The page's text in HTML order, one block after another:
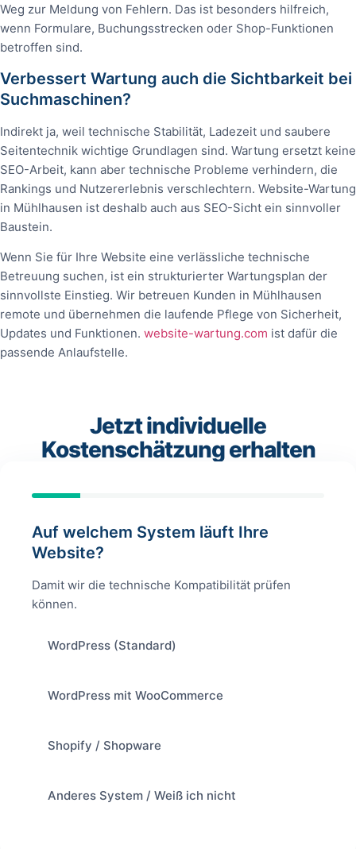
Weg zur Meldung von Fehlern. Das ist besonders hilfreich,
wenn Formulare, Buchungsstrecken oder Shop-Funktionen
betroffen sind.
Verbessert Wartung auch die Sichtbarkeit bei
Suchmaschinen?
Indirekt ja, weil technische Stabilität, Ladezeit und saubere
Seitentechnik wichtige Grundlagen sind. Wartung ersetzt keine
SEO-Arbeit, kann aber technische Probleme verhindern, die
Rankings und Nutzererlebnis verschlechtern. Website-Wartung
in Mühlhausen ist deshalb auch aus SEO-Sicht ein sinnvoller
Baustein.
Wenn Sie für Ihre Website eine verlässliche technische
Betreuung suchen, ist ein strukturierter Wartungsplan der
sinnvollste Einstieg. Wir betreuen Kunden in Mühlhausen
remote und übernehmen die laufende Pflege von Sicherheit,
Updates und Funktionen. website-wartung.com ist dafür die
passende Anlaufstelle.
Jetzt individuelle
Kostenschätzung erhalten
Auf welchem System läuft Ihre
Website?
Damit wir die technische Kompatibilität prüfen
können.
WordPress (Standard)
WordPress mit WooCommerce
Shopify / Shopware
Anderes System / Weiß ich nicht